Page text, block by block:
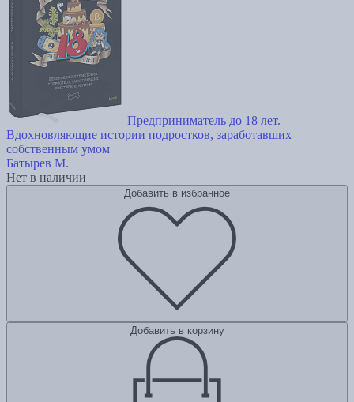
Предприниматель до 18 лет.
Вдохновляющие истории подростков, заработавших
собственным умом
Батырев М.
Нет в наличии
Добавить в избранное
Добавить в корзину